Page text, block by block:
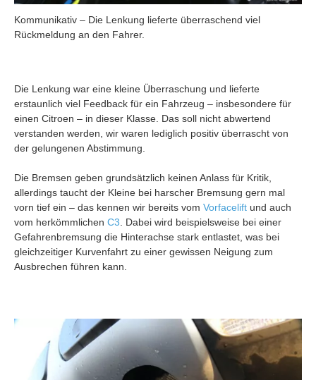
Kommunikativ – Die Lenkung lieferte überraschend viel
Rückmeldung an den Fahrer.
Die Lenkung war eine kleine Überraschung und lieferte
erstaunlich viel Feedback für ein Fahrzeug – insbesondere für
einen Citroen – in dieser Klasse. Das soll nicht abwertend
verstanden werden, wir waren lediglich positiv überrascht von
der gelungenen Abstimmung.
Die Bremsen geben grundsätzlich keinen Anlass für Kritik,
allerdings taucht der Kleine bei harscher Bremsung gern mal
vorn tief ein – das kennen wir bereits vom Vorfacelift und auch
vom herkömmlichen C3 . Dabei wird beispielsweise bei einer
Gefahrenbremsung die Hinterachse stark entlastet, was bei
gleichzeitiger Kurvenfahrt zu einer gewissen Neigung zum
Ausbrechen führen kann.